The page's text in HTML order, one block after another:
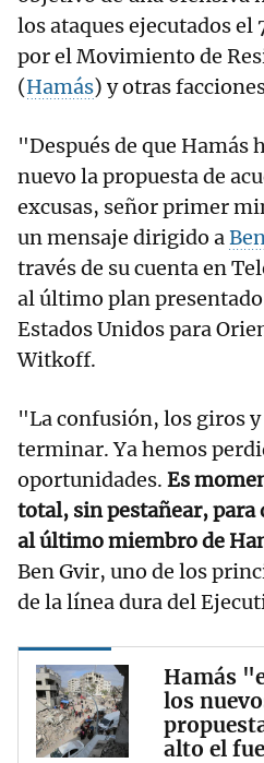
los ataques ejecutados el
por el Movimiento de
(Hamás) y otras
"Después de que Hamás
nuevo la propuesta de
excusas, señor primer
un mensaje dirigido a
través de su cuenta en
al último plan
Estados Unidos para
Witkoff.
"La confusión, los giros
terminar. Ya hemos
oportunidades. Es
total, sin pestañear,
al último miembro de
Ben Gvir, uno de los
de la línea dura del
Hamás
los
alto el